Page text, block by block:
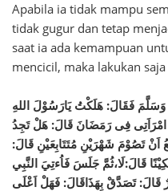
Apabila ia tidak mampu
tidak gugur dan tetap
saat ia ada kemampuan
mencicil, maka lakukan
وَسَلَّمَ فَقَالَ: هَلَكْتُ يَارَسُوْلَ اللهِ
فِى رَمَضَانَ قَالَ: هَلْ تَجِدُ
اَنْ تَصُوْمَ شَهْرَيْنِ مُتَتَابِعَيْنِ قَالَ:
قَالَ:لَا،ثُمَّ جَلَسَ فَاُءتِيَ النَّبِي
قَالَ: تَصَدَّقْ بِهَذَاقَالَ: فَهَلْ اَعْلَى